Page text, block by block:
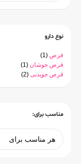
نوع دارو
قرص (1)
قرص جوشان (1)
قرص جویدنی (2)
مناسب برای: